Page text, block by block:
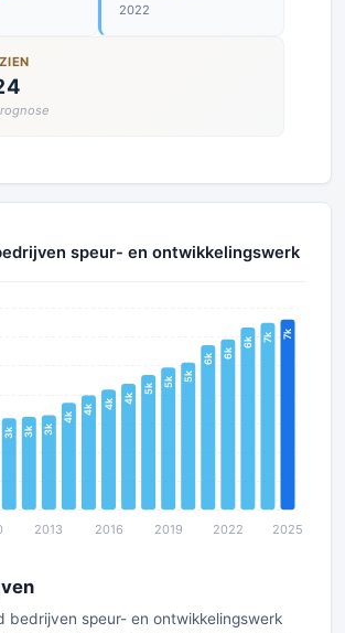
2022
speur- en ontwikkelingswerk
bedrijven speur- en ontwikkelingswerk